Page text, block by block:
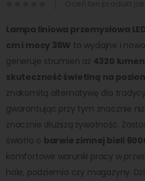
Lampa liniowa przemysłowa
cm i mocy 36W to wydajne i
generuje strumień aż 4320
skuteczność świetlną na
znakomitą alternatywę dla
gwarantując przy tym znacznie
znacznie dłuższą żywotność.
światło o barwie zimnej bieli
komfortowe warunki pracy w
hale, podziemia czy magazyny.